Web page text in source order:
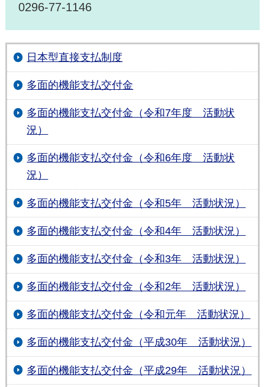
0296-77-1146
日本型直接支払制度
多面的機能支払交付金
多面的機能支払交付金（令和7年度 活動状
況）
多面的機能支払交付金（令和6年度 活動状
況）
多面的機能支払交付金（令和5年 活動状況）
多面的機能支払交付金（令和4年 活動状況）
多面的機能支払交付金（令和3年 活動状況）
多面的機能支払交付金（令和2年 活動状況）
多面的機能支払交付金（令和元年 活動状況）
多面的機能支払交付金（平成30年 活動状況）
多面的機能支払交付金（平成29年 活動状況）